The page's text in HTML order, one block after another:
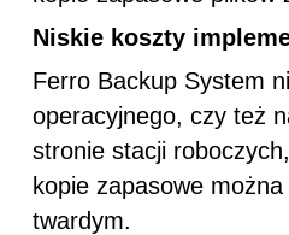
Niskie koszty
Ferro Backup System
operacyjnego, czy też
stronie stacji
kopie zapasowe
twardym.